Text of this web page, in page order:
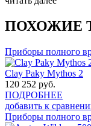
ПОХОЖИЕ
Приборы полного
Clay Paky Mythos 2
120 252 руб.
ПОДРОБНЕЕ
добавить к
Приборы полного